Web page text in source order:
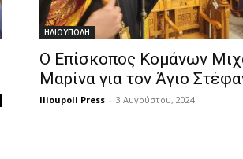
ΗΛΙΟΥΠΟΛΗ
Ο Επίσκοπος Κομάνων
Μαρίνα για τον Άγιο
Ilioupoli Press - 3 Αυγούστου, 2024